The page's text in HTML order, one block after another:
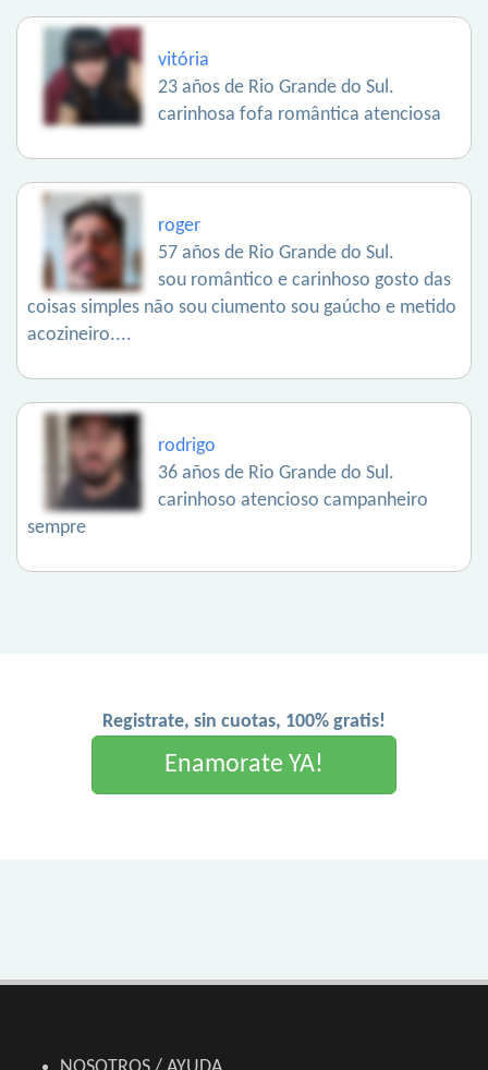
vitória
23 años de Rio Grande do Sul.
carinhosa fofa romântica atenciosa
roger
57 años de Rio Grande do Sul.
sou romântico e carinhoso gosto das
coisas simples não sou ciumento sou gaúcho e metido
acozineiro....
rodrigo
36 años de Rio Grande do Sul.
carinhoso atencioso campanheiro
sempre
Registrate, sin cuotas, 100% gratis!
Enamorate YA!